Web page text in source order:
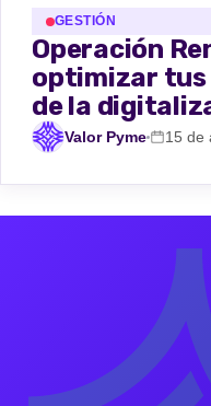
GESTIÓN
Operación
optimizar tus
de la
Valor Pyme 15 de